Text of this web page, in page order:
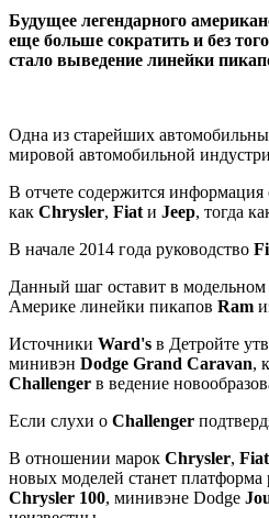
Будущее легендарного
еще больше сократить и без
стало выведение линейки
Одна из старейших
мировой автомобильной
В отчете содержится информация
как Chrysler, Fiat и Jeep, тогда
В начале 2014 года руководство
Данный шаг оставит в модельном
Америке линейки пикапов Ram
Источники Ward's в Детройте
минивэн Dodge Grand Caravan,
Challenger в ведение
Если слухи о Challenger
В отношении марок Chrysler, Fiat
новых моделей станет платформа
Chrysler 100, минивэне Dodge